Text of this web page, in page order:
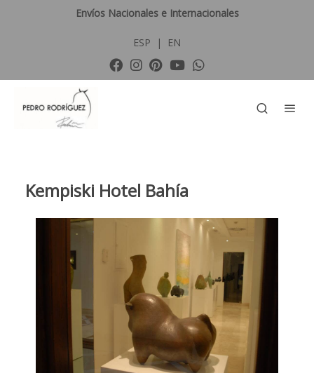
Envíos Nacionales e Internacionales
ESP | EN
Kempiski Hotel Bahía